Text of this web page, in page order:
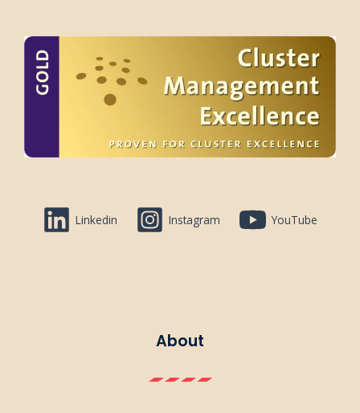
Linkedin Instagram YouTube
About